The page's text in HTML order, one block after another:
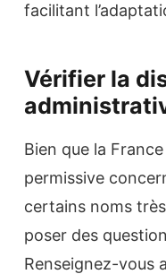
facilitant
Vérifier la
Bien que la
permissive
certains noms
poser des
Renseignez-vous